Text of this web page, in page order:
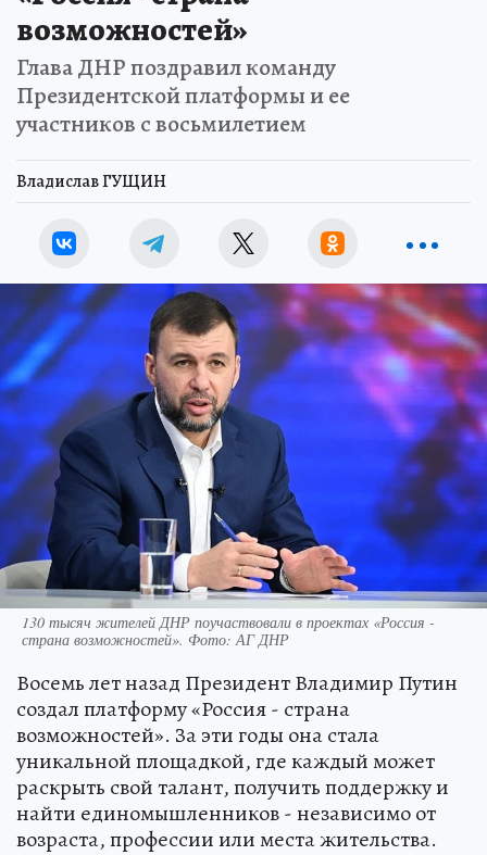
возможностей»
Глава ДНР поздравил команду
Президентской платформы и ее
участников с восьмилетием
Владислав ГУЩИН
130 тысяч жителей ДНР поучаствовали в проектах «Россия -
страна возможностей». Фото: АГ ДНР
Восемь лет назад Президент Владимир Путин
создал платформу «Россия - страна
возможностей». За эти годы она стала
уникальной площадкой, где каждый может
раскрыть свой талант, получить поддержку и
найти единомышленников - независимо от
возраста, профессии или места жительства.